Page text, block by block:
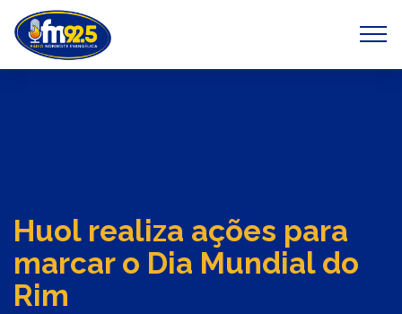
Previous Next
Huol realiza ações para
marcar o Dia Mundial do
Rim